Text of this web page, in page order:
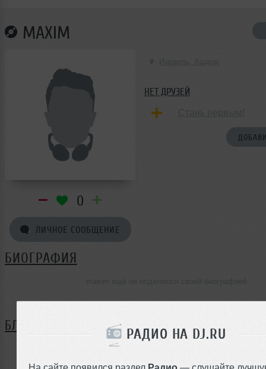
РАДИО НА DJ.RU
На сайте появился раздел Радио — слушайте
MAXIM
0
ЛИЧНОЕ СООБЩЕНИЕ
НЕТ ДРУЗЕЙ
БИОГРАФИЯ
БЛОГ